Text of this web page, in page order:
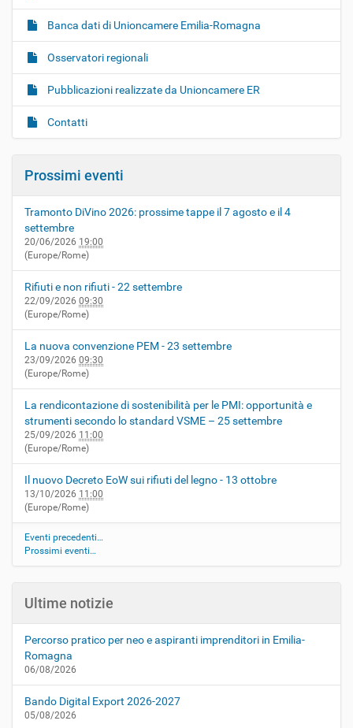
Banca dati di Unioncamere Emilia-Romagna
Osservatori regionali
Pubblicazioni realizzate da Unioncamere ER
Contatti
Prossimi eventi
Tramonto DiVino 2026: prossime tappe il 7 agosto e il 4
settembre
20/06/2026 19:00
(Europe/Rome)
Rifiuti e non rifiuti - 22 settembre
22/09/2026 09:30
(Europe/Rome)
La nuova convenzione PEM - 23 settembre
23/09/2026 09:30
(Europe/Rome)
La rendicontazione di sostenibilità per le PMI: opportunità e
strumenti secondo lo standard VSME – 25 settembre
25/09/2026 11:00
(Europe/Rome)
Il nuovo Decreto EoW sui rifiuti del legno - 13 ottobre
13/10/2026 11:00
(Europe/Rome)
Eventi precedenti…
Prossimi eventi…
Ultime notizie
Percorso pratico per neo e aspiranti imprenditori in Emilia-
Romagna
06/08/2026
Bando Digital Export 2026-2027
05/08/2026